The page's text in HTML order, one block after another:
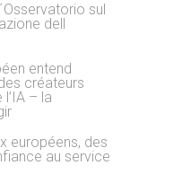
sul
dell
entend
créateurs
– la
européens, des
au service